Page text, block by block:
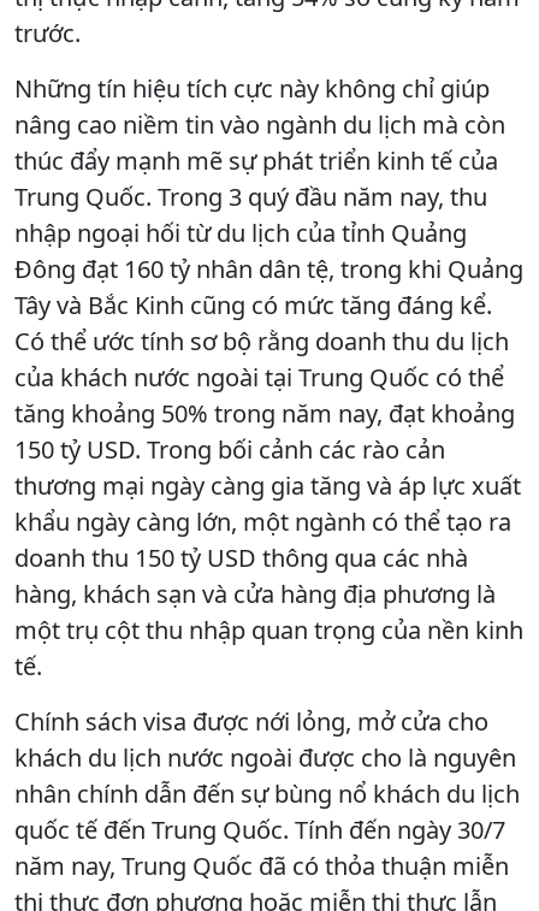
trước.
Những tín hiệu tích cực này không chỉ giúp
nâng cao niềm tin vào ngành du lịch mà còn
thúc đẩy mạnh mẽ sự phát triển kinh tế của
Trung Quốc. Trong 3 quý đầu năm nay, thu
nhập ngoại hối từ du lịch của tỉnh Quảng
Đông đạt 160 tỷ nhân dân tệ, trong khi Quảng
Tây và Bắc Kinh cũng có mức tăng đáng kể.
Có thể ước tính sơ bộ rằng doanh thu du lịch
của khách nước ngoài tại Trung Quốc có thể
tăng khoảng 50% trong năm nay, đạt khoảng
150 tỷ USD. Trong bối cảnh các rào cản
thương mại ngày càng gia tăng và áp lực xuất
khẩu ngày càng lớn, một ngành có thể tạo ra
doanh thu 150 tỷ USD thông qua các nhà
hàng, khách sạn và cửa hàng địa phương là
một trụ cột thu nhập quan trọng của nền kinh
tế.
Chính sách visa được nới lỏng, mở cửa cho
khách du lịch nước ngoài được cho là nguyên
nhân chính dẫn đến sự bùng nổ khách du lịch
quốc tế đến Trung Quốc. Tính đến ngày 30/7
năm nay, Trung Quốc đã có thỏa thuận miễn
thị thực đơn phương hoặc miễn thị thực lẫn